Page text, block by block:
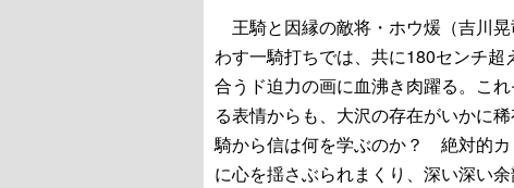
王騎と因縁の敵将・ホウ煖（吉川
わす一騎打ちでは、共に180センチ
合うド迫力の画に血沸き肉躍る。こ
る表情からも、大沢の存在がいかに
騎から信は何を学ぶのか？ 絶対的
に心を揺さぶられまくり、深い深い